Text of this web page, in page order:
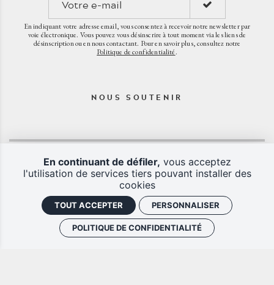
En indiquant votre adresse email, vous consentez à recevoir notre newsletter par
voie électronique. Vous pouvez vous désinscrire à tout moment via les liens de
désinscription ou en nous contactant. Pour en savoir plus, consultez notre
Politique de confidentialité.
NOUS SOUTENIR
En continuant de défiler, vous acceptez
l'utilisation de services tiers pouvant installer des
cookies
TOUT ACCEPTER PERSONNALISER
POLITIQUE DE CONFIDENTIALITÉ